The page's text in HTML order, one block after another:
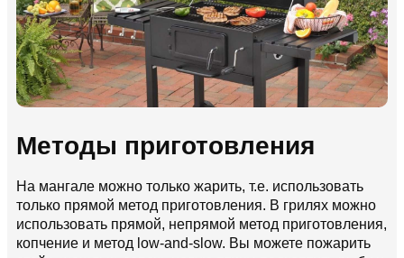
Методы приготовления
На мангале можно только жарить, т.е. использовать
только прямой метод приготовления. В грилях можно
использовать прямой, непрямой метод приготовления,
копчение и метод low-and-slow. Вы можете пожарить